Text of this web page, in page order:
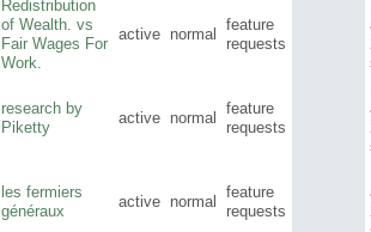
Redistribution
of Wealth. vs
Fair Wages For
Work.
active normal
feature
requests
research by
Piketty
active normal
feature
requests
les fermiers
généraux
active normal
feature
requests